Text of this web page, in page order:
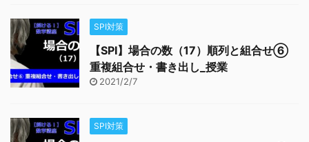
SPI対策
【SPI】場合の数（17）順列と組合せ⑥
重複組合せ・書き出し_授業
2021/2/7
SPI対策